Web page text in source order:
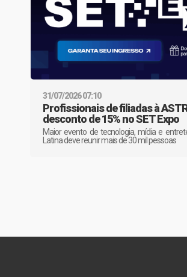
31/07/2026 07:10
Profissionais de filiadas à
desconto de 15% no SET Expo
Maior evento de tecnologia, mídia e
Latina deve reunir mais de 30 mil pessoas